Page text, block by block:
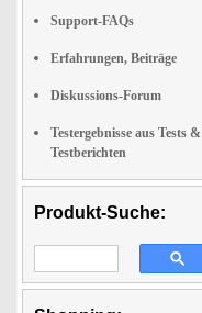
Support-FAQs
Erfahrungen, Beiträge
Diskussions-Forum
Testergebnisse aus Tests &
Testberichten
Produkt-Suche: